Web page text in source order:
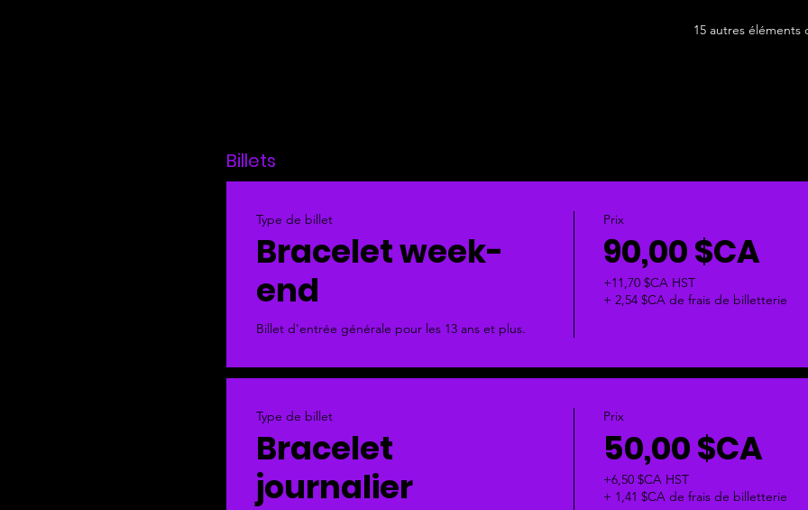
15 autres éléments
Billets
Type de billet
Bracelet week-
end
Billet d'entrée générale pour les 13 ans et plus.
Prix
90,00 $CA
+11,70 $CA HST
+ 2,54 $CA de frais de billetterie
Type de billet
Bracelet
journalier
Prix
50,00 $CA
+6,50 $CA HST
+ 1,41 $CA de frais de billetterie